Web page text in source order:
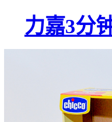
力嘉3分